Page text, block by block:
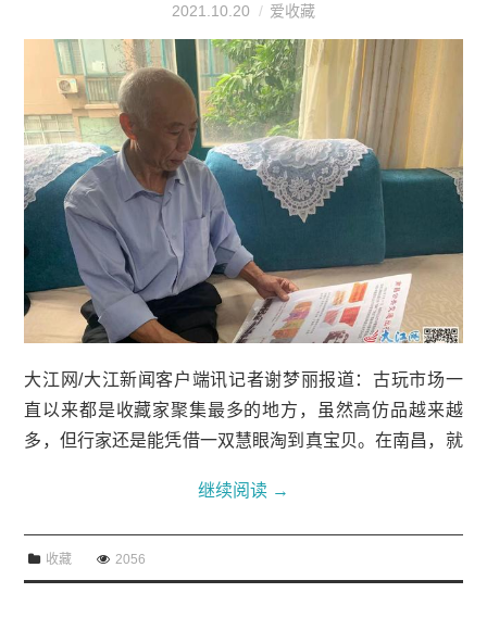
2021.10.20 爱收藏
大江网/大江新闻客户端讯记者谢梦丽报道：古玩市场一
直以来都是收藏家聚集最多的地方，虽然高仿品越来越
多，但行家还是能凭借一双慧眼淘到真宝贝。在南昌，就
公共交通出行票据，他说，想让更多的人通过这...
继续阅读 →
收藏 2056